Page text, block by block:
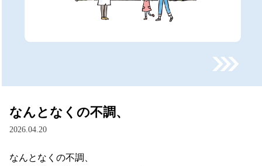
なんとなくの不調、
2026.04.20
なんとなくの不調、